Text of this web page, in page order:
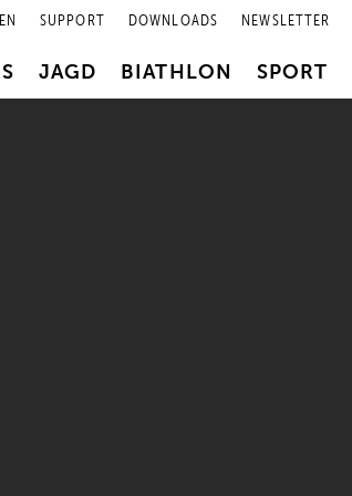
SUPPORT DOWNLOADS NEWSLETTER
JAGD BIATHLON SPORT